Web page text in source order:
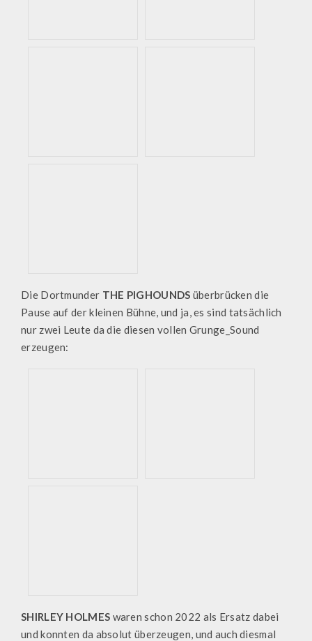
Die Dortmunder THE PIGHOUNDS überbrücken die
Pause auf der kleinen Bühne, und ja, es sind tatsächlich
nur zwei Leute da die diesen vollen Grunge_Sound
erzeugen:
SHIRLEY HOLMES waren schon 2022 als Ersatz dabei
und konnten da absolut überzeugen, und auch diesmal